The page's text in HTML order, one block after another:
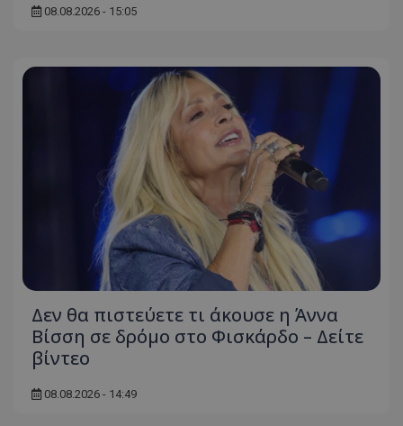
08.08.2026 - 15:05
Δεν θα πιστεύετε τι άκουσε η Άννα
Βίσση σε δρόμο στο Φισκάρδο – Δείτε
βίντεο
08.08.2026 - 14:49